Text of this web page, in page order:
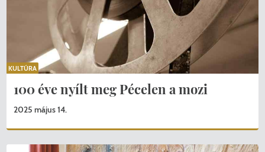
100 éve nyílt meg Pécelen a mozi
2025 május 14.
KULTÚRA